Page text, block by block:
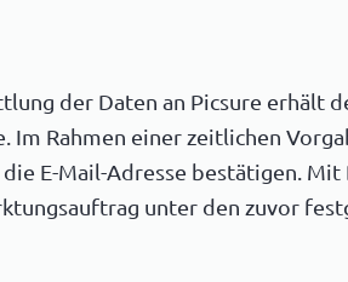
der Daten an Picsure erhält
Im Rahmen einer zeitlichen
E-Mail-Adresse bestätigen.
unter den zuvor